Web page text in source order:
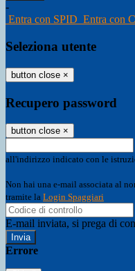
-
Entra con SPID Entra con
Seleziona utente
button close ×
Recupero password
button close ×
all'indirizzo indicato con le
Non hai una e-mail associata al
tramite la Login Spaggiari
E-mail inviata, si prega di
Errore